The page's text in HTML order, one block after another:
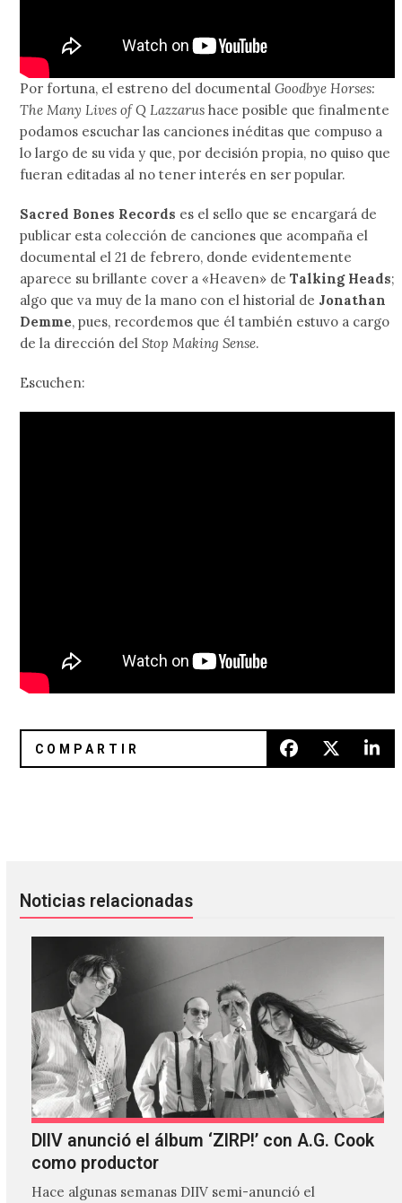
Por fortuna, el estreno del documentalGoodbye Horses:
The Many Lives of Q Lazzarus hace posible que finalmente
podamos escuchar las canciones inéditas que compuso a
lo largo de su vida y que, por decisión propia, no quiso que
fueran editadas al no tener interés en ser popular.
Sacred Bones Records es el sello que se encargará de
publicar esta colección de canciones que acompaña el
documental el 21 de febrero, donde evidentemente
aparece su brillante cover a «Heaven» de Talking Heads;
algo que va muy de la mano con el historial de Jonathan
Demme, pues, recordemos que él también estuvo a cargo
de la dirección delStop Making Sense.
Escuchen:
Noticias relacionadas
DIIV anunció el álbum ‘ZIRP!’ con A.G. Cook
como productor
Hace algunas semanas DIIV semi-anunció el